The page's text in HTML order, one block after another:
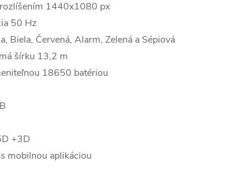
1440x1080 px
50 Hz
Biela, Červená, Alarm, Zelená a Sépiová
šírku 13,2 m
18650 batériou
+3D
mobilnou aplikáciou